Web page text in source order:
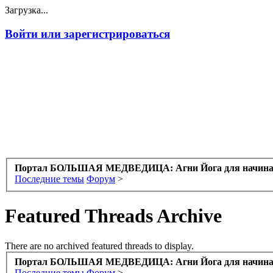
Загрузка...
Войти или зарегистрироваться
Портал БОЛЬШАЯ МЕДВЕДИЦА: Агни Йога для
Последние темы Форум >
Featured Threads Archive
There are no archived featured threads to display.
Портал БОЛЬШАЯ МЕДВЕДИЦА: Агни Йога для